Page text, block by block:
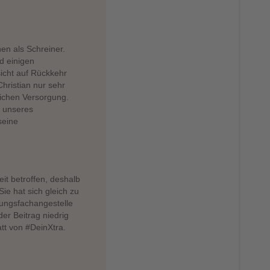
als Schreiner.
einigen
auf Rückkehr
nur sehr
Versorgung.
unseres
betroffen, deshalb
hat sich gleich zu
Beitrag niedrig
von #DeinXtra.